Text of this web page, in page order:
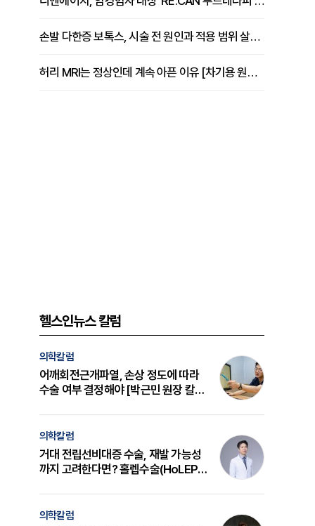
손발 다한증 보톡스, 시술 전 원인과 적용 범위 살펴야 [강윤일 원장 칼럼]
허리 MRI는 정상인데 계속 아픈 이유 [차기용 원장 칼럼]
헬스인뉴스 칼럼
의학칼럼
어깨회전근개파열, 손상 정도에 따라
수술 여부 결정해야 [박근민 원장 칼
의학칼럼
거대 전립선비대증 수술, 재발 가능성
까지 고려한다면? 홀렙수술(HoLEP)
의학칼럼